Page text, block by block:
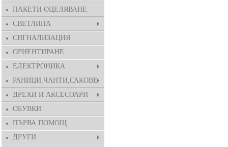
ПАКЕТИ ОЦЕЛЯВАНЕ
СВЕТЛИНА
СИГНАЛИЗАЦИЯ
ОРИЕНТИРАНЕ
ЕЛЕКТРОНИКА
РАНИЦИ,ЧАНТИ,САКОВЕ
ДРЕХИ И АКСЕСОАРИ
ОБУВКИ
ПЪРВА ПОМОЩ
ДРУГИ